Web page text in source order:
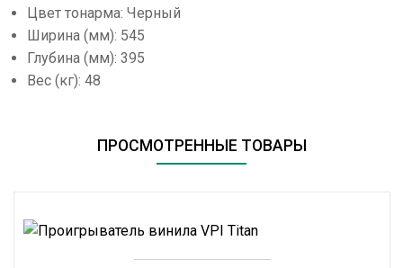
Цвет тонарма: Черный
Ширина (мм): 545
Глубина (мм): 395
Вес (кг): 48
ПРОСМОТРЕННЫЕ ТОВАРЫ